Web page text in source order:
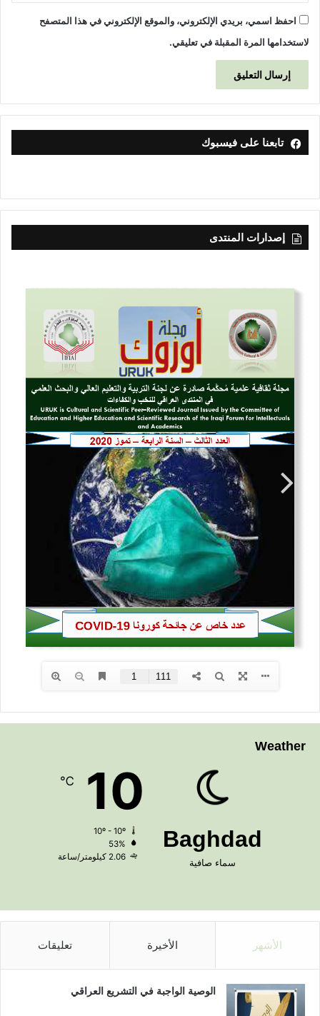
احفظ اسمي، بريدي الإلكتروني، والموقع الإلكتروني في هذا المتصفح
لاستخدامها المرة المقبلة في تعليقي.
تابعنا على فيسبوك
إصدارات المنتدى
Weather
Baghdad
سماء صافية
10
℃
53%
2.06 كيلومتر/ساعة
الأشهر الأخيرة تعليقات
الوصية الواجبة في التشريع العراقي